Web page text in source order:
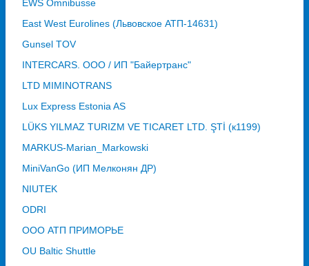
EWS Omnibusse
East West Eurolines (Львовское АТП-14631)
Gunsel TOV
INTERCARS. ООО / ИП "Байертранс"
LTD MIMINOTRANS
Lux Express Estonia AS
LÜKS YILMAZ TURIZM VE TICARET LTD. ŞTİ (к1199)
MARKUS-Marian_Markowski
MiniVanGo (ИП Мелконян ДР)
NIUTEK
ODRI
OOO АТП ПРИМОРЬЕ
OU Baltic Shuttle